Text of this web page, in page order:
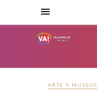
ARTE Y MUSEOS